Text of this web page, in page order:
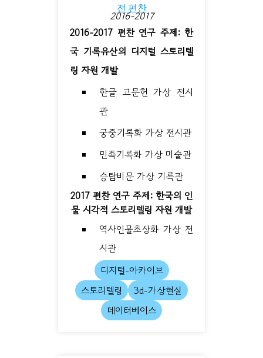
전 편찬
2016-2017
2016-2017 편찬 연구 주제: 한
국 기록유산의 디지털 스토리텔
링 자원 개발
한글 고문헌 가상 전시
관
궁중기록화 가상 전시관
민족기록화 가상 미술관
승탑비문 가상 기록관
2017 편찬 연구 주제: 한국의 인
물 시각적 스토리텔링 자원 개발
역사인물초상화 가상 전
시관
디지털-아카이브
스토리텔링
3d-가상현실
데이터베이스